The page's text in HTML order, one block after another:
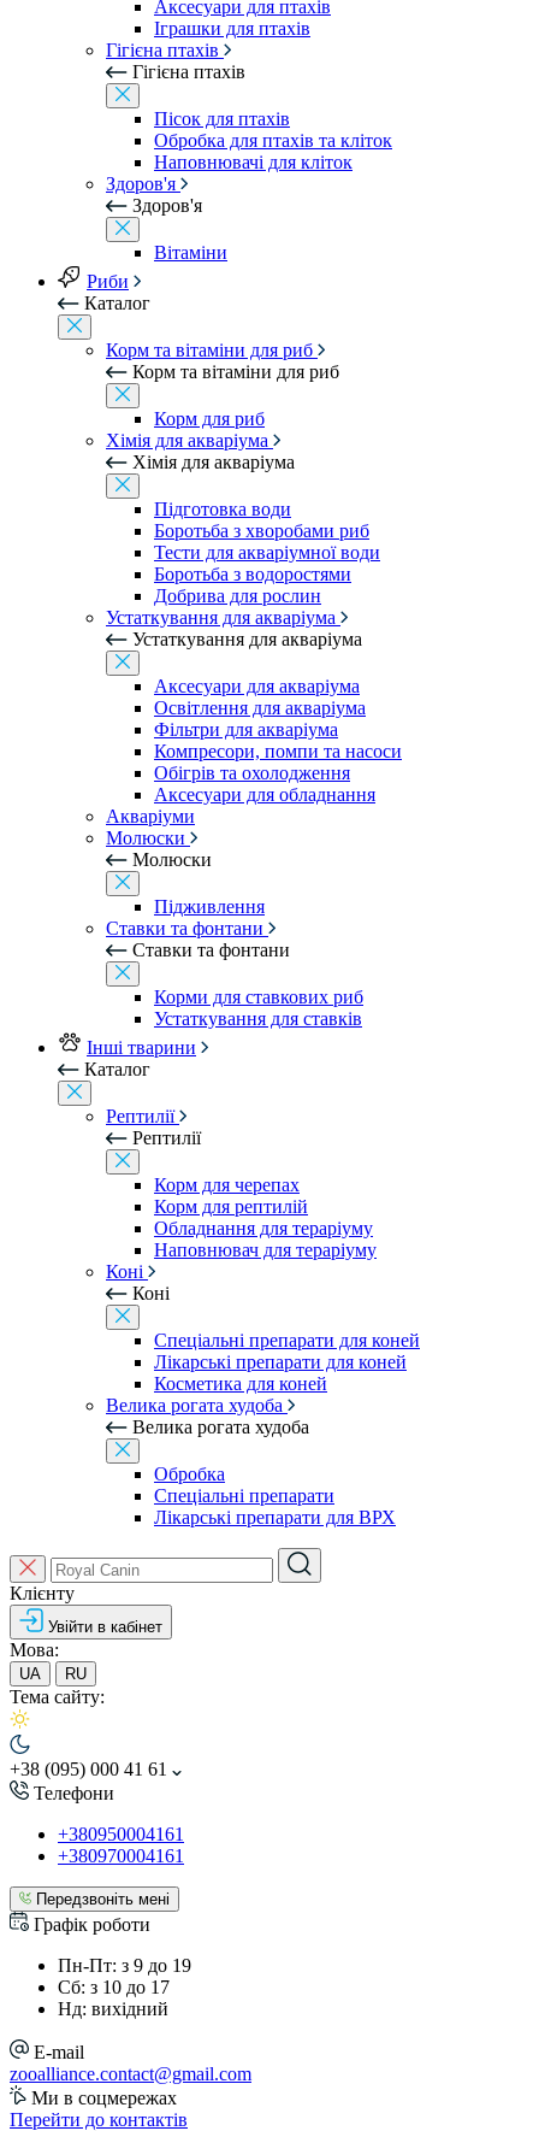
Аксесуари для птахів
Іграшки для птахів
Гігієна птахів
Гігієна птахів
Пісок для птахів
Обробка для птахів та кліток
Наповнювачі для кліток
Здоров'я
Здоров'я
Вітаміни
Риби
Каталог
Корм та вітаміни для риб
Корм та вітаміни для риб
Корм для риб
Хімія для акваріума
Хімія для акваріума
Підготовка води
Боротьба з хворобами риб
Тести для акваріумної води
Боротьба з водоростями
Добрива для рослин
Устаткування для акваріума
Устаткування для акваріума
Аксесуари для акваріума
Освітлення для акваріума
Фільтри для акваріума
Компресори, помпи та насоси
Обігрів та охолодження
Аксесуари для обладнання
Акваріуми
Молюски
Молюски
Підживлення
Ставки та фонтани
Ставки та фонтани
Корми для ставкових риб
Устаткування для ставків
Інші тварини
Каталог
Рептилії
Рептилії
Корм для черепах
Корм для рептилій
Обладнання для тераріуму
Наповнювач для тераріуму
Коні
Коні
Спеціальні препарати для коней
Лікарські препарати для коней
Косметика для коней
Велика рогата худоба
Велика рогата худоба
Обробка
Спеціальні препарати
Лікарські препарати для ВРХ
Клієнту
Увійти в кабінет
Мова:
UA RU
Тема сайту:
+38 (095) 000 41 61
Телефони
+380950004161
+380970004161
Передзвоніть мені
Графік роботи
Пн-Пт: з 9 до 19
Сб: з 10 до 17
Нд: вихідний
E-mail
zooalliance.contact@gmail.com
Ми в соцмережах
Перейти до контактів